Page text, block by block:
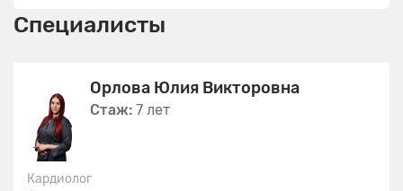
Специалисты
Орлова Юлия Викторовна
Стаж: 7 лет
Кардиолог